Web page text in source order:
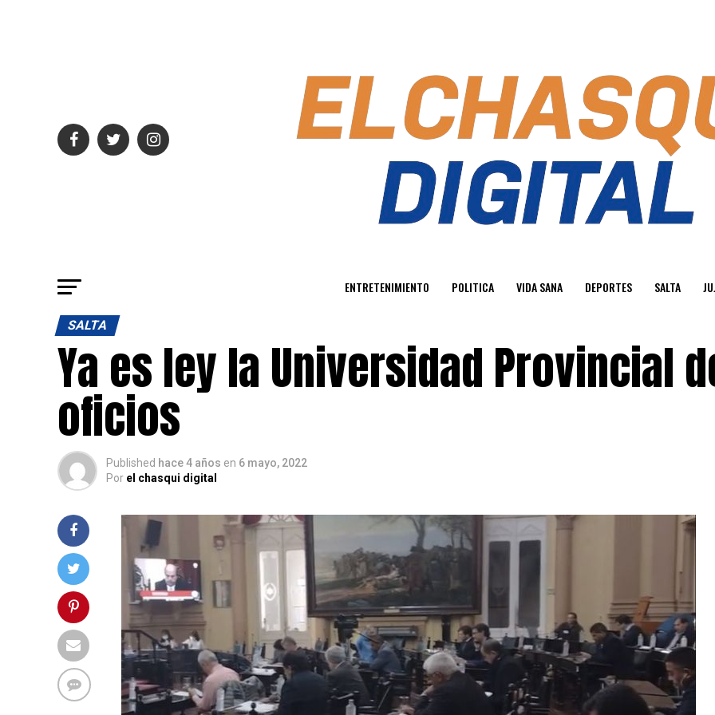
ENTRETENIMIENTO POLITICA VIDA SANA DEPORTES SALTA
SALTA
Ya es ley la Universidad Provincial
oficios
Published hace 4 años en 6 mayo, 2022
Por el chasqui digital